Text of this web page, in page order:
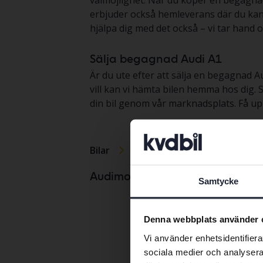
Samtycke
Denna webbplats använder
Vi använder
sociala medier och
erbjuder också hemleverans där du
hjälpa dig med det också – vi tar hand
Sälja begagnad Audi A1
Är du ute efter att sälja en begagnad
vill kan vi hämta bilen hemma hos
din bil genom vår marknadsplats. Få
Bilar Audi A1
Audimodeller
Audi A2
Audi A3
Audi A4